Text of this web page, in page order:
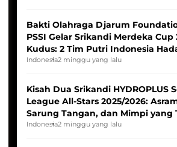
Bakti Olahraga Djarum
PSSI Gelar Srikandi Merdeka Cup
Kudus: 2 Tim Putri Indonesia
Tim Asia
Indonesia2 minggu yang lalu
Kisah Dua Srikandi HYDROPLUS
League All-Stars 2025/2026:
Sarung Tangan, dan Mimpi yang
Pernah Padam
Indonesia2 minggu yang lalu